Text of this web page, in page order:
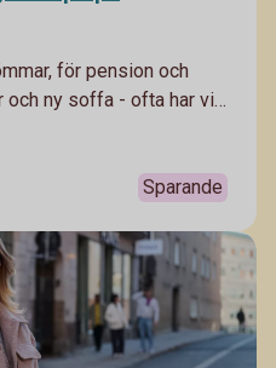
för pension och
ny soffa - ofta har vi
Häng med,
ekonom förSparande